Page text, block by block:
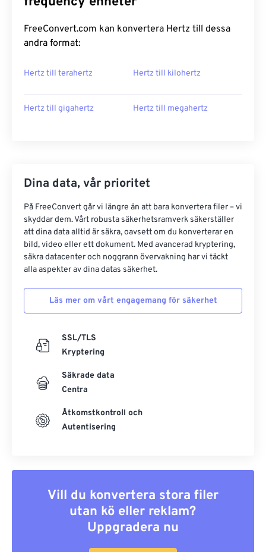
FreeConvert.com kan konvertera Hertz till dessa
andra format:
Hertz till terahertz Hertz till kilohertz
Hertz till gigahertz Hertz till megahertz
Dina data, vår prioritet
På FreeConvert går vi längre än att bara konvertera filer – vi
skyddar dem. Vårt robusta säkerhetsramverk säkerställer
att dina data alltid är säkra, oavsett om du konverterar en
bild, video eller ett dokument. Med avancerad kryptering,
säkra datacenter och noggrann övervakning har vi täckt
alla aspekter av dina datas säkerhet.
Läs mer om vårt engagemang för säkerhet
SSL/TLS
Kryptering
Säkrade data
Centra
Åtkomstkontroll och
Autentisering
Vill du konvertera stora filer
utan kö eller reklam?
Uppgradera nu